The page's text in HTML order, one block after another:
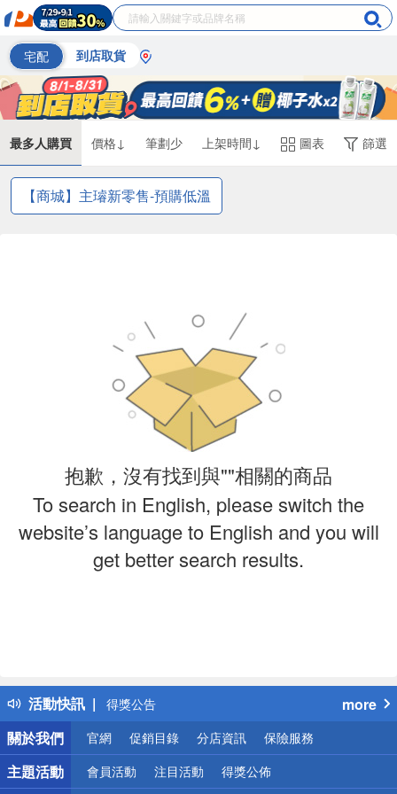
宅配 到店取貨
最多人購買 價格↓ 筆劃少 上架時間↓ 圖表 篩選
【商城】主璿新零售-預購低溫
抱歉，沒有找到與""相關的商品
To search in English, please switch the
website’s language to English and you will
get better search results.
活動快訊
詐騙網頁！請小心！
得獎公告
熱門話題
銀行優惠
偏遠地區配送
詐騙網頁！請小心！
more
關於我們
官網 促銷目錄 分店資訊 保險服務
主題活動 會員活動 注目活動 得獎公佈